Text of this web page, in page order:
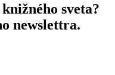
sveta?
newslettra.